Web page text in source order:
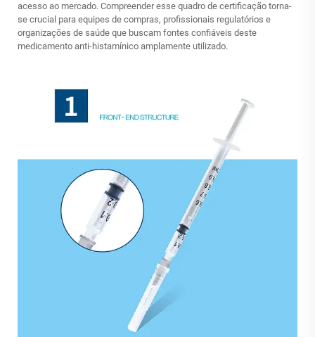
acesso ao mercado. Compreender esse quadro de certificação torna-
se crucial para equipes de compras, profissionais regulatórios e
organizações de saúde que buscam fontes confiáveis deste
medicamento anti-histamínico amplamente utilizado.